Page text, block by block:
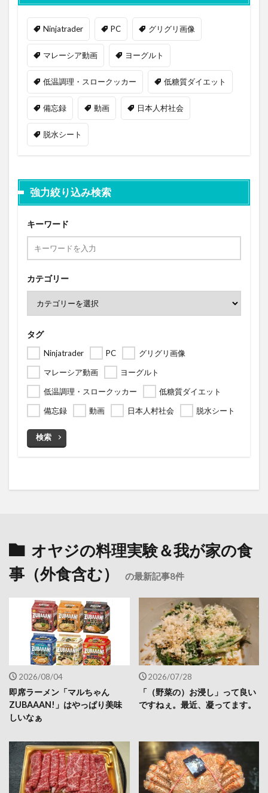
Ninjatrader PC グリグリ画像
マレーシア動画 ヨーグルト
低温調理・スロークッカー 低糖質ダイエット
備忘録 動画 日本人村社会
脱水シート
強力絞り込み検索
キーワード
カテゴリー
タグ
Ninjatrader PC
グリグリ画像
マレーシア動画
ヨーグルト
低温調理・スロークッカー
低糖質ダイエット
備忘録
動画 日本人村社会 脱水シート
検索
オヤジの料理実験＆我が家の食
事（外食含む）
の最新記事8件
2026/08/04
即席ラーメン「マルちゃん
ZUBAAAN!」はやっぱり美味
しいなぁ
2026/07/28
「（野菜の）お浸し」って良い
ですねぇ。最近、凝ってます。